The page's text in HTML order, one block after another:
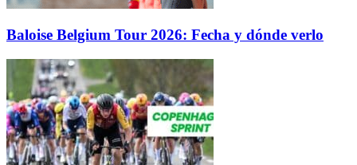
Baloise Belgium Tour 2026: Fecha y dónde verlo